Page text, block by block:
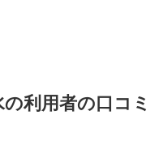
利用者の口コミ